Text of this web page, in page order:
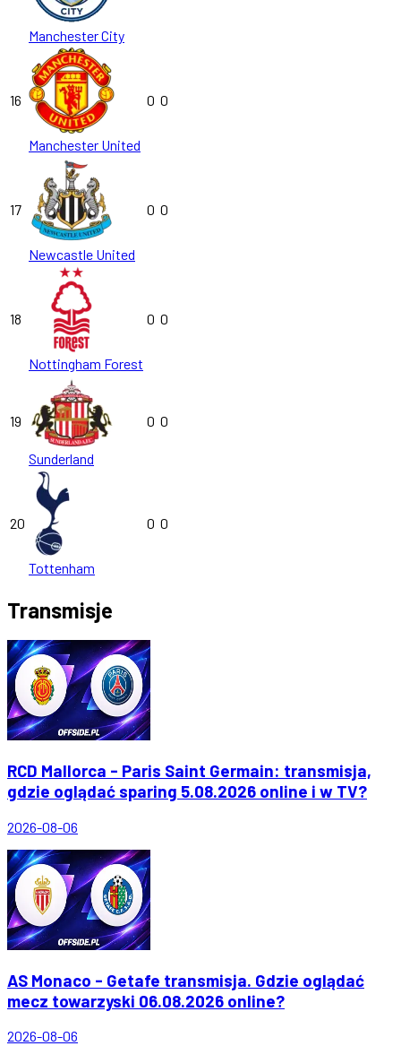
Manchester City
16
Manchester United
0 0
17
Newcastle United
0 0
18
Nottingham Forest
0 0
19
Sunderland
0 0
20
Tottenham
0 0
Transmisje
RCD Mallorca - Paris Saint Germain: transmisja,
gdzie oglądać sparing 5.08.2026 online i w TV?
2026-08-06
AS Monaco - Getafe transmisja. Gdzie oglądać
mecz towarzyski 06.08.2026 online?
2026-08-06